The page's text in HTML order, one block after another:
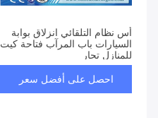
أس نظام التلقائي انزلاق بوابة
السيارات باب المرآب فتاحة كيت
للمنازل تجار
احصل على أفضل سعر